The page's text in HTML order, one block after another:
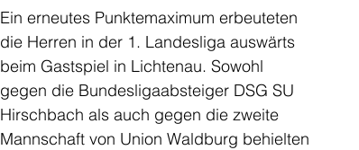
Ein erneutes Punktemaximum erbeuteten
die Herren in der 1. Landesliga auswärts
beim Gastspiel in Lichtenau. Sowohl
gegen die Bundesligaabsteiger DSG SU
Hirschbach als auch gegen die zweite
Mannschaft von Union Waldburg behielten